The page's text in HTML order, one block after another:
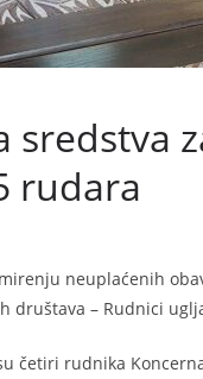
sredstva
rudara
neuplaćenih
društava – Rudnici
četiri rudnika